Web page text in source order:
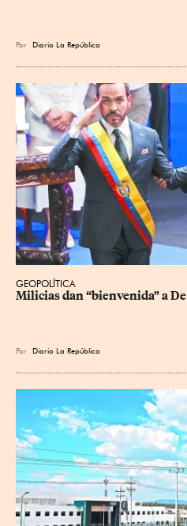
Por Diario La República
GEOPOLÍTICA
Milicias dan “bienvenida” a
Por Diario La República